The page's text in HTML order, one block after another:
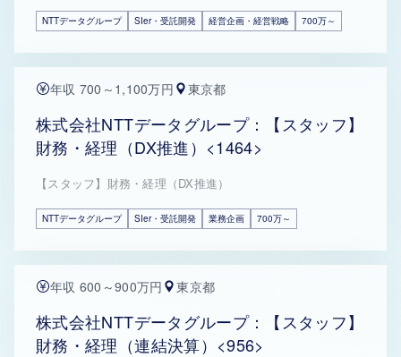
NTTデータグループ SIer・受託開発 経営企画・経営戦略 700万～
年収 700～1,100万円 東京都
株式会社NTTデータグループ：【スタッフ】
財務・経理（DX推進）<1464>
【スタッフ】財務・経理（DX推進）
NTTデータグループ SIer・受託開発 業務企画 700万～
年収 600～900万円 東京都
株式会社NTTデータグループ：【スタッフ】
財務・経理（連結決算）<956>